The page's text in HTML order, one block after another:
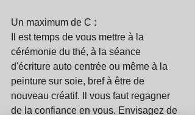
Un maximum de C :
Il est temps de vous mettre à la
cérémonie du thé, à la séance
d'écriture auto centrée ou même à la
peinture sur soie, bref à être de
nouveau créatif. Il vous faut regagner
de la confiance en vous. Envisagez de